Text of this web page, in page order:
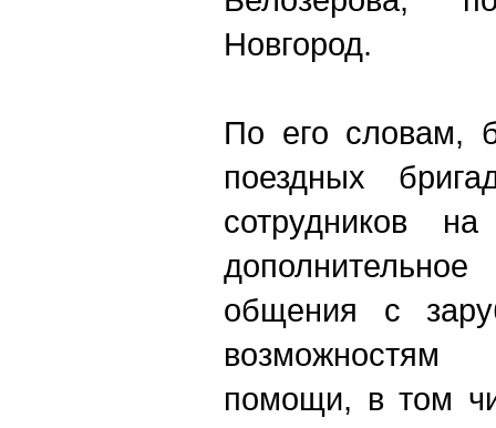
Новгород.
По его словам,
поездных
сотрудников
общения с
возможностям
помощи, в том